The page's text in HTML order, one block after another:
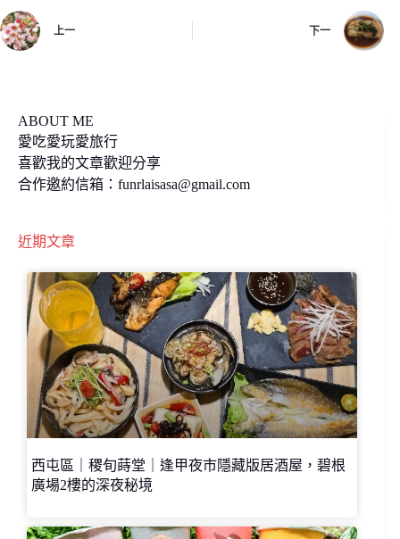
上一 下一
ABOUT ME
愛吃愛玩愛旅行
喜歡我的文章歡迎分享
合作邀約信箱： funrlaisasa@gmail.com
近期文章
西屯區｜稷旬蒔堂｜逢甲夜市隱藏版居酒屋，碧根
廣場2樓的深夜秘境